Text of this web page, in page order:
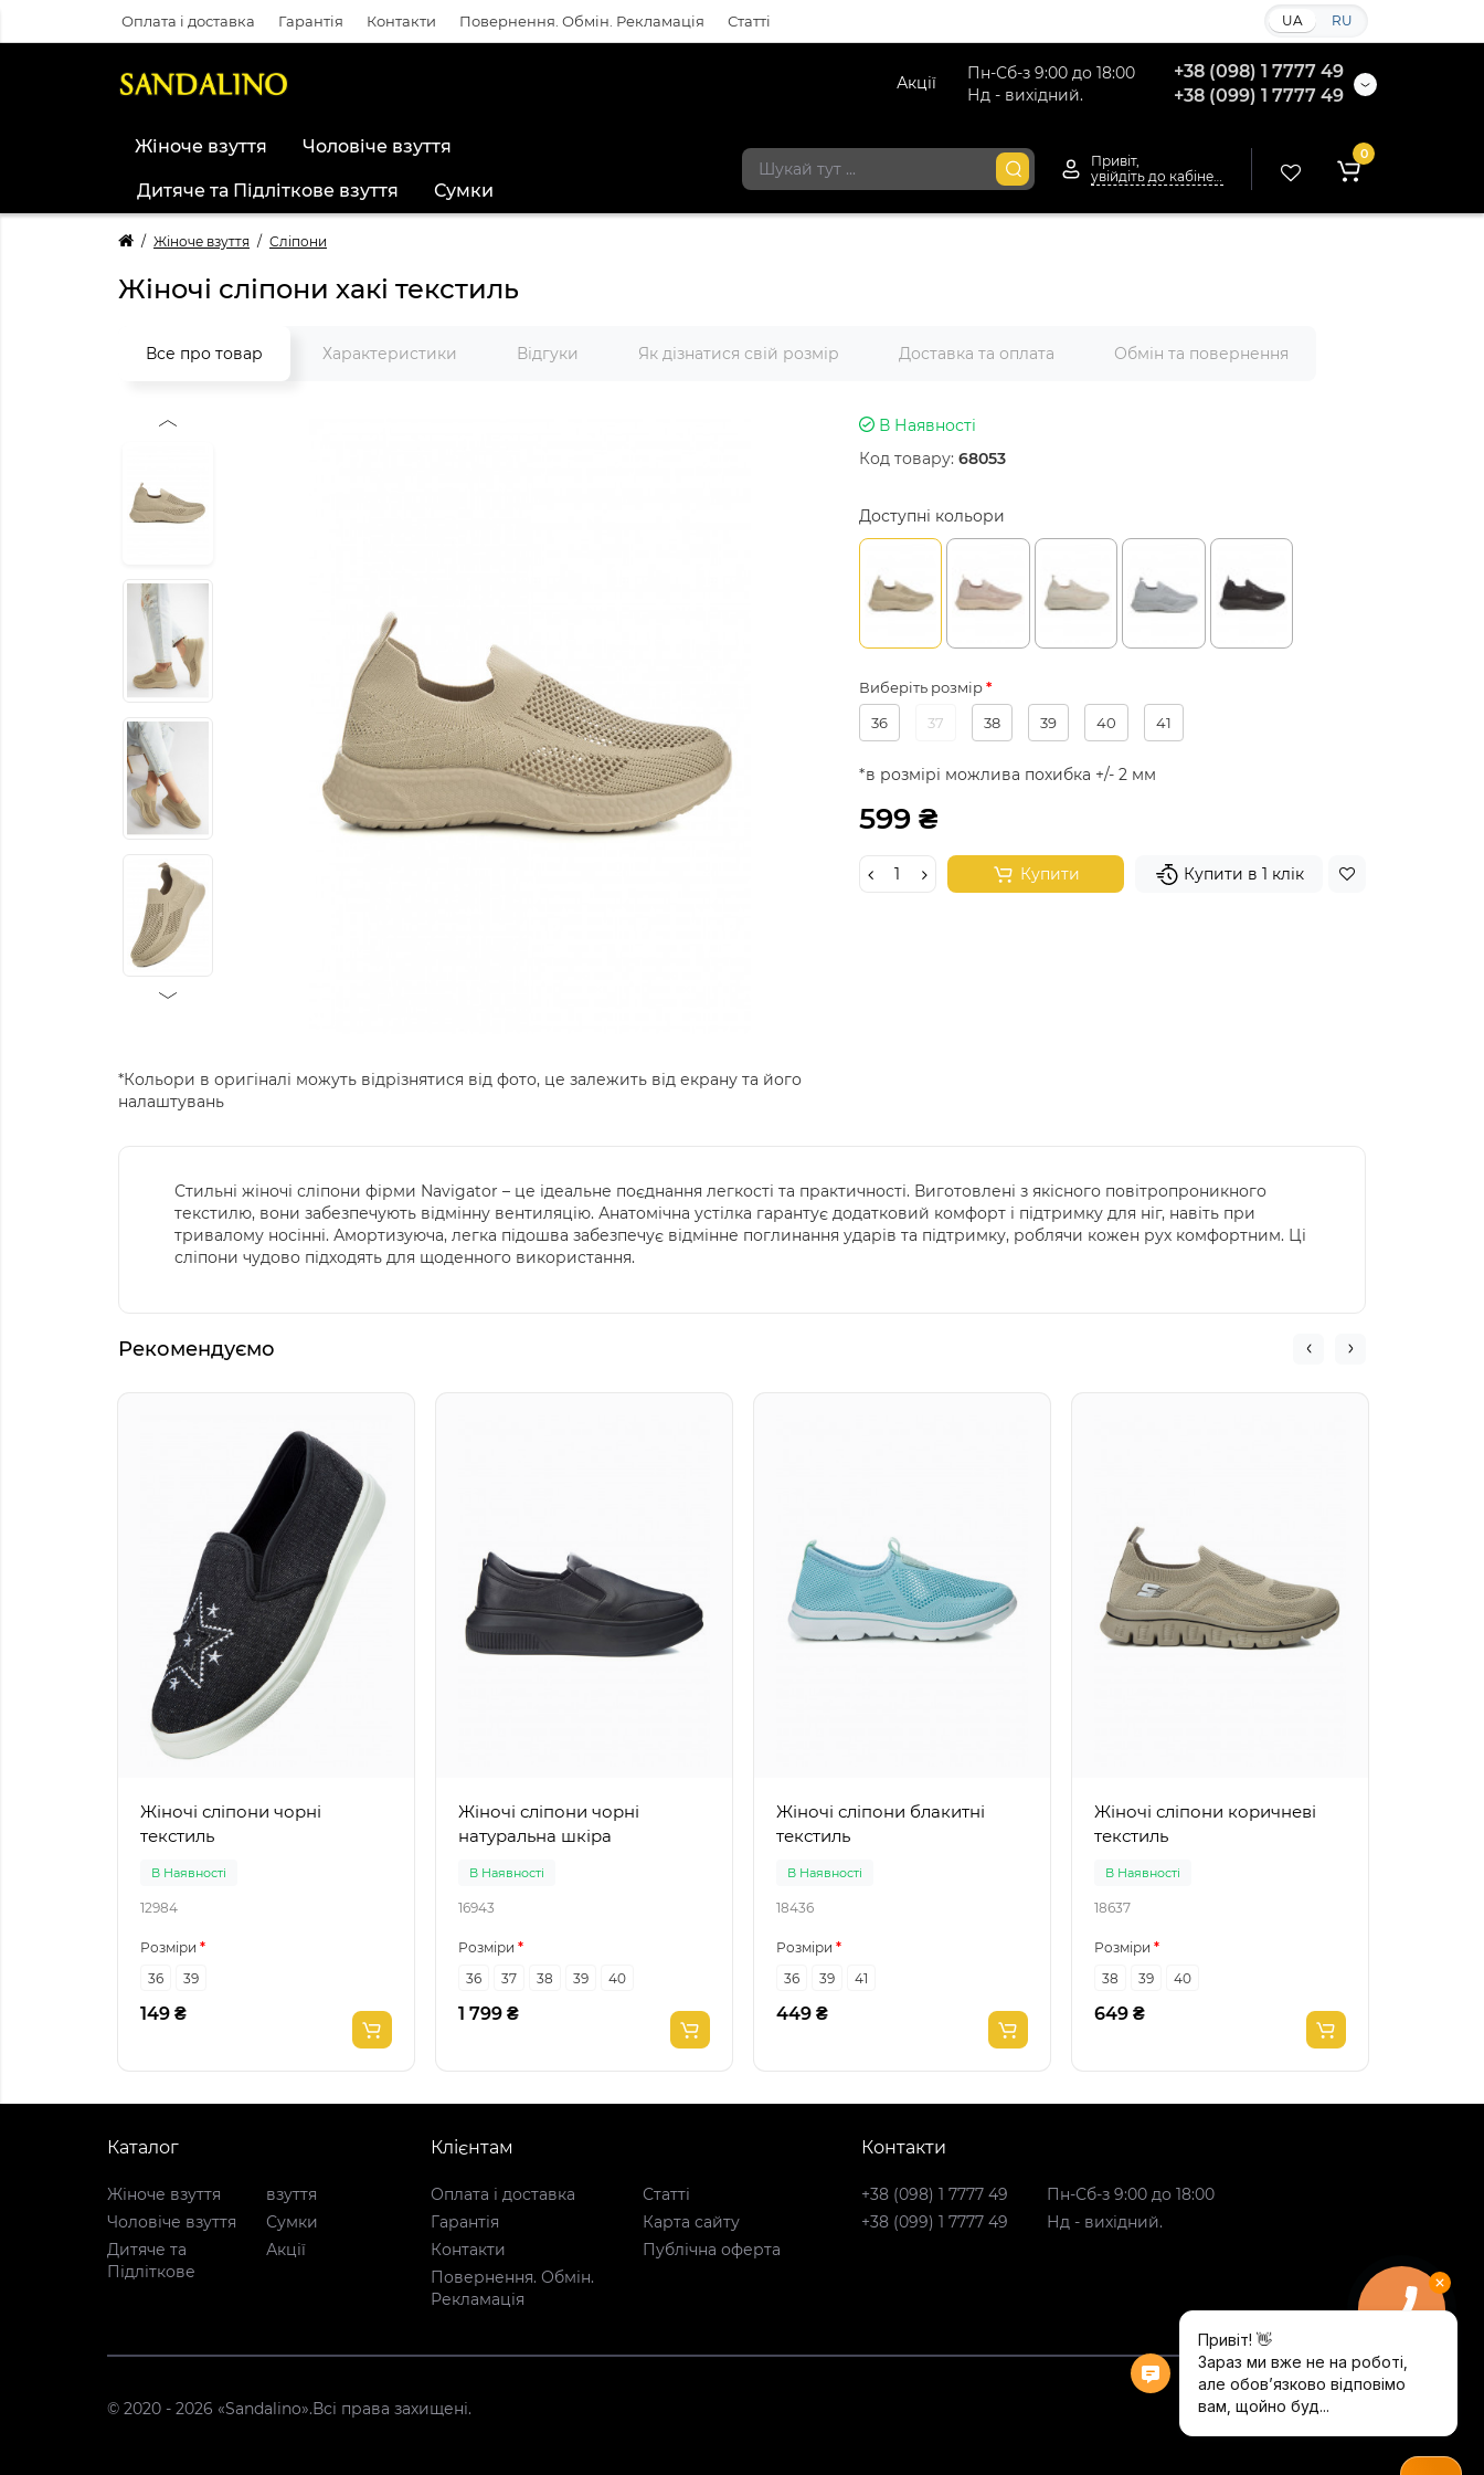
Оплата і доставка Гарантія Контакти Повернення. Обмін. Рекламація Статті UA RU
Пн-Сб-з 9:00 до 18:00
Нд - вихідний.
+38 (098) 1 7777 49
+38 (099) 1 7777 49
Акції
Жіноче взуття Чоловіче взуття
Дитяче та Підліткове взуття Сумки
Привіт,
0
Жіноче взуття Сліпони
Жіночі сліпони хакі текстиль
Все про товар Характеристики Відгуки Як дізнатися свій розмір Доставка та оплата Обмін та повернення
*Кольори в оригіналі можуть відрізнятися від фото, це залежить від екрану та його
налаштувань
В Наявності
Код товару: 68053
Доступні кольори
Виберіть розмір
36
37 38 39 40 41
*в розмірі можлива похибка +/- 2 мм
599 ₴
Купити Купити в 1 клік
Стильні жіночі сліпони фірми Navigator – це ідеальне поєднання легкості та практичності. Виготовлені з якісного повітропроникного
текстилю, вони забезпечують відмінну вентиляцію. Анатомічна устілка гарантує додатковий комфорт і підтримку для ніг, навіть при
тривалому носінні. Амортизуюча, легка підошва забезпечує відмінне поглинання ударів та підтримку, роблячи кожен рух комфортним. Ці
сліпони чудово підходять для щоденного використання.
Рекомендуємо
Жіночі сліпони чорні
текстиль
В Наявності
12984
Розміри
36
39
149 ₴
Жіночі сліпони чорні
натуральна шкіра
В Наявності
16943
Розміри
36
37 38 39 40
1 799 ₴
Жіночі сліпони блакитні
текстиль
В Наявності
18436
Розміри
36
39 41
449 ₴
Жіночі сліпони коричневі
текстиль
В Наявності
18637
Розміри
38
39 40
649 ₴
Каталог
Жіноче взуття
Чоловіче взуття
Дитяче та
Підліткове
взуття
Сумки
Акції
Клієнтам
Оплата і доставка
Гарантія
Контакти
Повернення. Обмін.
Рекламація
Статті
Карта сайту
Публічна оферта
Контакти
+38 (098) 1 7777 49
+38 (099) 1 7777 49
Пн-Сб-з 9:00 до 18:00
Нд - вихідний.
© 2020 - 2026 «Sandalino».Всі права захищені.